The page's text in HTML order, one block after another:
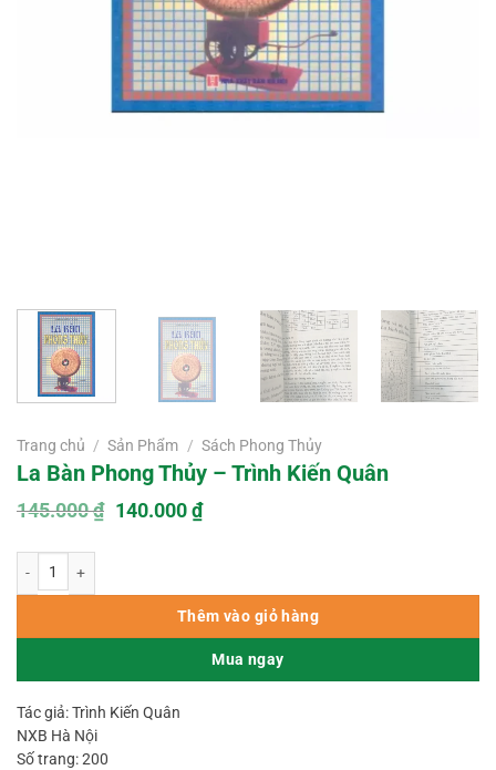
Trang chủ / Sản Phẩm / Sách Phong Thủy
La Bàn Phong Thủy – Trình Kiến Quân
145.000₫ Giá
140.000₫Giá
140.000 ₫.
Thêm vào giỏ hàng
Mua ngay
Tác giả: Trình Kiến Quân
NXB Hà Nội
Số trang: 200